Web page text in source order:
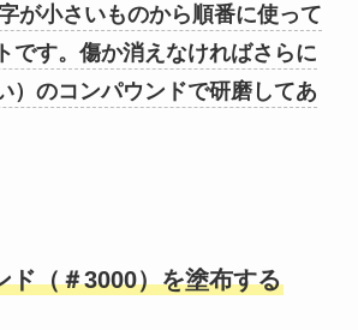
が小さいものから順番に使って
です。傷か消えなければさらに
）のコンパウンドで研磨してあ
（＃3000）を塗布する